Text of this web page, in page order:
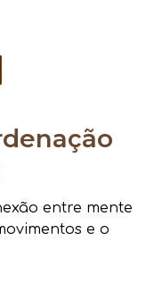
entre mente
e o